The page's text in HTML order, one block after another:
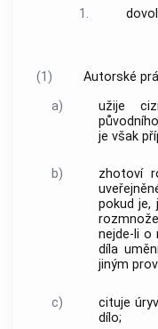
1.
(1)
Autorské
a)
užije
je však
b)
zhotoví
pokud je,
nejde-li o
díla
jiným
c)
cituje
dílo;